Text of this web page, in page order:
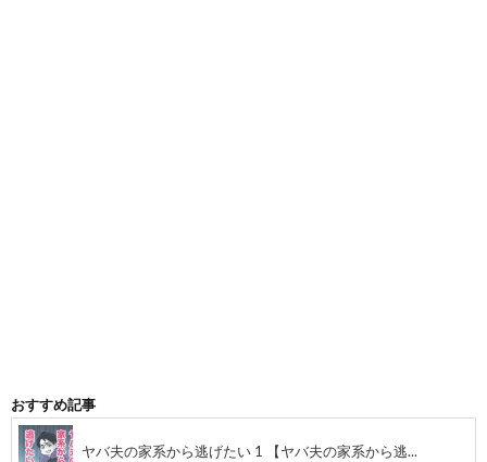
おすすめ記事
ヤバ夫の家系から逃げたい 1 【ヤバ夫の家系から逃...